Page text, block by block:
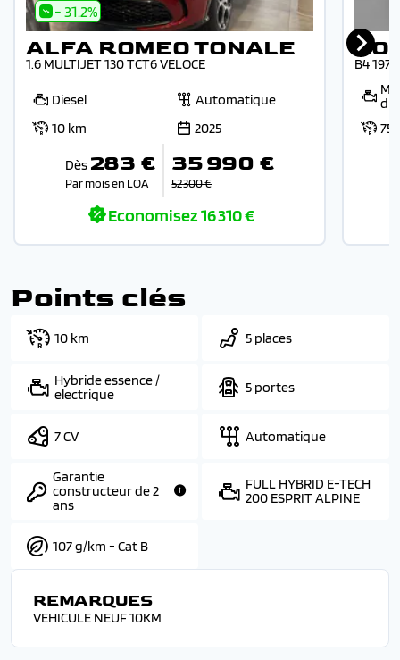
- 31.2%
ALFA ROMEO TONALE
1.6 MULTIJET 130 TCT6 VELOCE
Diesel
Automatique
10 km
2025
Dès 283 €
Par mois en LOA
35 990 €
52 300 €
Economisez16 310 €
B4 197
Points clés
10 km 5 places
Hybride essence /
electrique
5 portes
7 CV Automatique
Garantie
constructeur de 2
ans
FULL HYBRID E-TECH
200 ESPRIT ALPINE
107 g/km - Cat B
REMARQUES
VEHICULE NEUF 10KM